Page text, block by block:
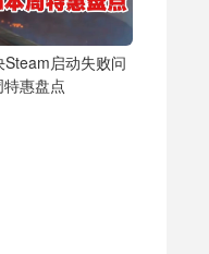
启动失败问
惠盘点